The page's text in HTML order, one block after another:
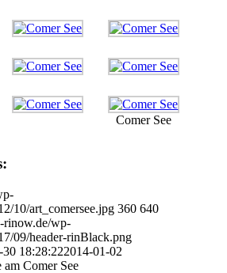
Comer See
10/art_comersee.jpg 360 640
rinow.de/wp-
09/header-rinBlack.png
18:28:222014-01-02
am Comer See